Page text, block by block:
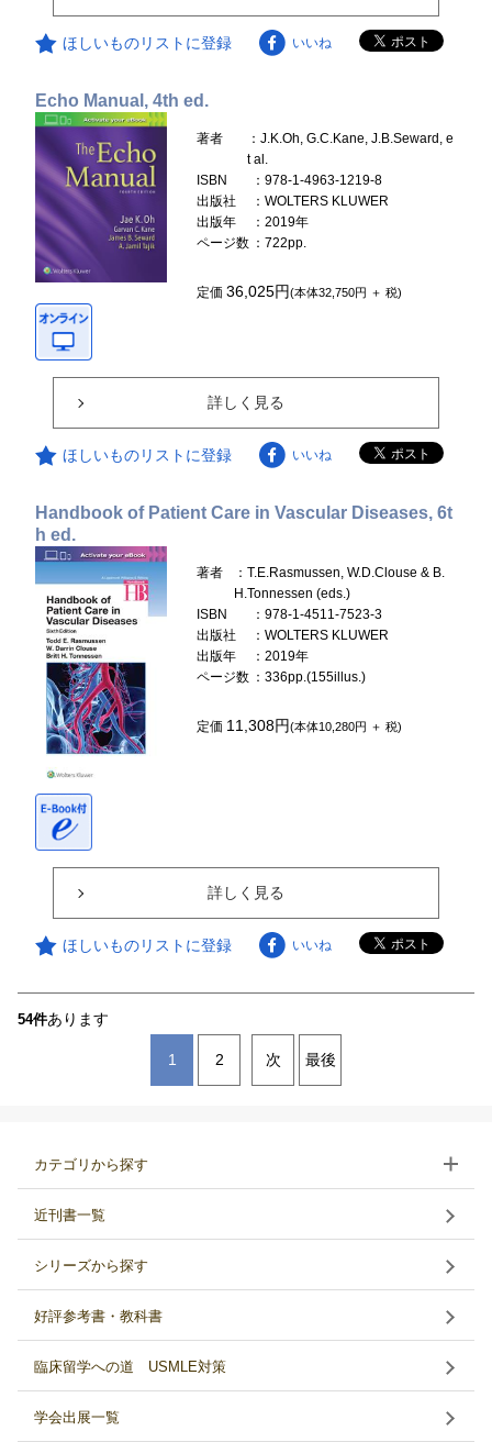
ほしいものリストに登録 いいね
Echo Manual, 4th ed.
著者
：J.K.Oh, G.C.Kane, J.B.Seward, e
t al.
ISBN
：978-1-4963-1219-8
出版社
：WOLTERS KLUWER
出版年
：2019年
ページ数 ：722pp.
定価36,025円(本体32,750円 ＋ 税)
詳しく見る
ほしいものリストに登録 いいね
Handbook of Patient Care in Vascular Diseases, 6t
h ed.
著者
：T.E.Rasmussen, W.D.Clouse & B.
H.Tonnessen (eds.)
ISBN
：978-1-4511-7523-3
出版社
：WOLTERS KLUWER
出版年
：2019年
ページ数 ：336pp.(155illus.)
定価 11,308円(本体10,280円 ＋ 税)
詳しく見る
ほしいものリストに登録 いいね
54件あります
1 2 次 最後
カテゴリから探す
近刊書一覧
シリーズから探す
好評参考書・教科書
臨床留学への道 USMLE対策
学会出展一覧